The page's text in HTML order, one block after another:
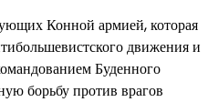
Конной армией, которая
движения и
Буденного
борьбу против врагов